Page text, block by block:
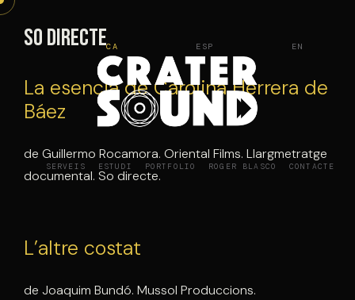
Vés
SERVEIS ESTUDI PORTFOLIO ROGER BLASCO CONTACTE
CA ESP EN
So directe
La esencia de Carolina Herrera de
Báez
de Guillermo Rocamora. Oriental Films. Llargmetratge
documental. So directe.
L’altre costat
de Joaquim Bundó. Mussol Produccions.